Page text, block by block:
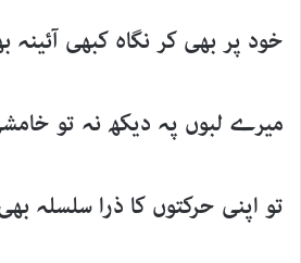
خود پر بھی کر نگاہ کبھی آئینہ
میرے لبوں پہ دیکھ نہ تو
تو اپنی حرکتوں کا ذرا سلسلہ